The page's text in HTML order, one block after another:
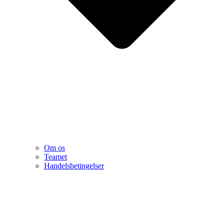
Om os
Teamet
Handelsbetingelser